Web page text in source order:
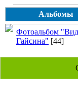
Альбомы
Фотоальбом
Гайсина" [44]